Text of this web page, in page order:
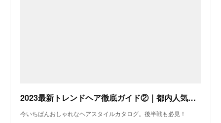
2023最新トレンドヘア徹底ガイド②｜都内人気サロンが推すヘアカラー＆ヘアアレンジはこれ！
今いちばんおしゃれなヘアスタイルカタログ。後半戦も必見！